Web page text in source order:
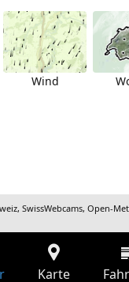
Wind
,SwissWebcams,Open-
Karte